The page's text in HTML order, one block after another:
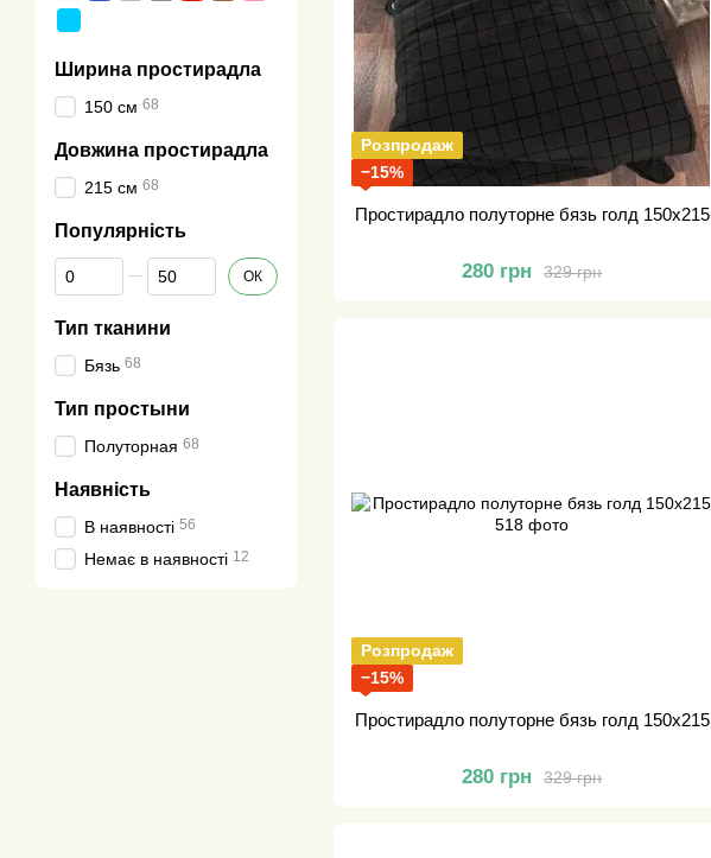
Розпродаж
−15%
Простирадло полуторне бязь голд 150х215
329 грн
280 грн
Розпродаж
−15%
Простирадло полуторне бязь голд 150х215
329 грн
280 грн
Ширина простирадла
150 см 68
Довжина простирадла
215 см 68
Популярність
Від Популярність
До Популярність ОК
Тип тканини
Бязь 68
Тип простыни
Полуторная 68
Наявність
В наявності 56
Немає в наявності 12